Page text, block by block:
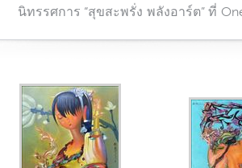
นิทรรศการ “สุขสะพรั่ง พลังอาร์ต” ที่